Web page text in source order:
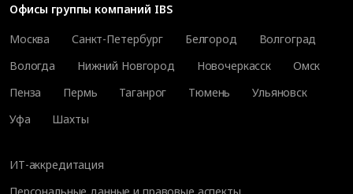
Офисы группы компаний IBS
Москва
Санкт-Петербург Белгород
Волгоград
Вологда
Нижний Новгород Новочеркасск
Омск
Пенза
Пермь Таганрог Тюмень
Ульяновск
Уфа
Шахты
ИТ-аккредитация